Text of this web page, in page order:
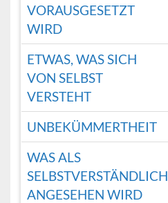
VORAUSGESETZT
WIRD
ETWAS, WAS SICH
VON SELBST
VERSTEHT
UNBEKÜMMERTHEIT
WAS ALS
SELBSTVERSTÄNDLICH
ANGESEHEN WIRD